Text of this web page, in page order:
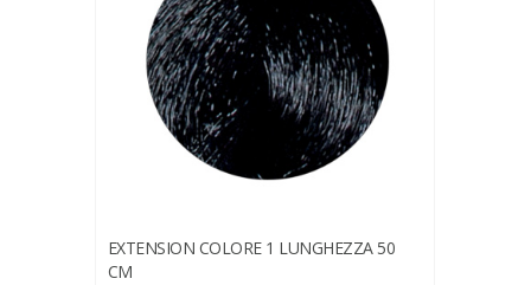
EXTENSION COLORE 1 LUNGHEZZA 50
CM